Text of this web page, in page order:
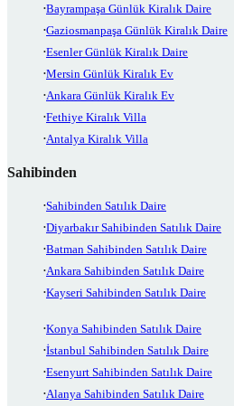
Bayrampaşa Günlük Kiralık Daire
Gaziosmanpaşa Günlük Kiralık Daire
Esenler Günlük Kiralık Daire
Mersin Günlük Kiralık Ev
Ankara Günlük Kiralık Ev
Fethiye Kiralık Villa
Antalya Kiralık Villa
Sahibinden
Sahibinden Satılık Daire
Diyarbakır Sahibinden Satılık Daire
Batman Sahibinden Satılık Daire
Ankara Sahibinden Satılık Daire
Kayseri Sahibinden Satılık Daire
Konya Sahibinden Satılık Daire
İstanbul Sahibinden Satılık Daire
Esenyurt Sahibinden Satılık Daire
Alanya Sahibinden Satılık Daire